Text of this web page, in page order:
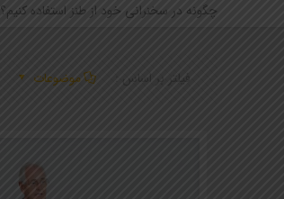
چگونه در سخنرانی خود از طنز استفاده کنیم؟
فیلتر بر اساس : موضوعات